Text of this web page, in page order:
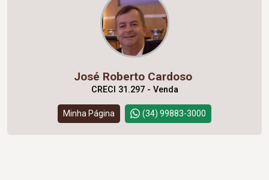
José Roberto Cardoso
CRECI 31.297 - Venda
Minha Página (34) 99883-3000